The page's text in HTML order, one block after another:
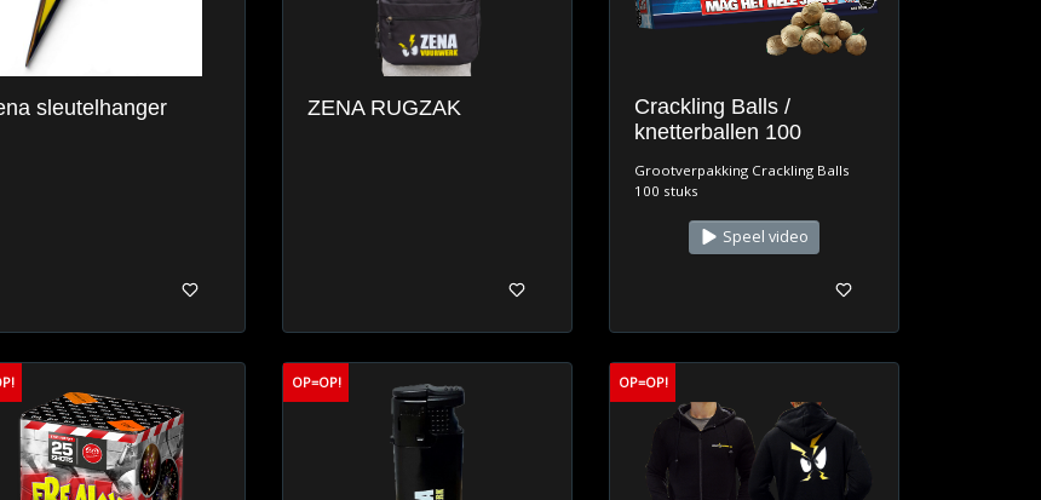
sleutelhanger ZENA RUGZAK
Crackling Balls /
knetterballen 100
Grootverpakking Crackling Balls
100 stuks
Speel video
OP=OP! OP=OP!